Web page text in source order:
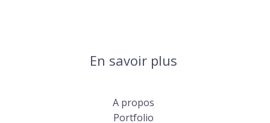
En savoir plus
A propos
Portfolio